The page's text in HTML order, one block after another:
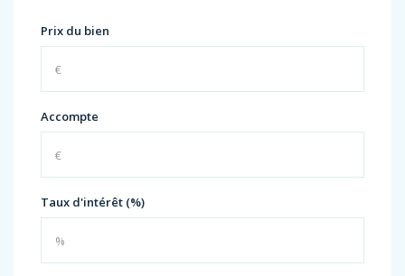
Prix du bien
Accompte
Taux d'intérêt (%)